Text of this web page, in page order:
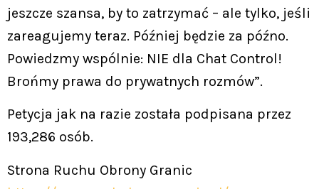
jeszcze szansa, by to zatrzymać – ale tylko, jeśli
zareagujemy teraz. Później będzie za późno.
Powiedzmy wspólnie: NIE dla Chat Control!
Brońmy prawa do prywatnych rozmów”.
Petycja jak na razie została podpisana przez
193,286 osób.
Strona Ruchu Obrony Granic